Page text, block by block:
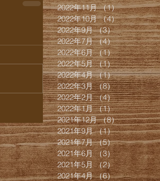
2022年11月 （1）1件の記事
2022年10月 （4）4件の記事
2022年9月 （3）3件の記事
2022年7月 （4）4件の記事
2022年6月 （1）1件の記事
2022年5月 （1）1件の記事
2022年4月 （1）1件の記事
2022年3月 （8）8件の記事
2022年2月 （4）4件の記事
2022年1月 （1）1件の記事
2021年12月 （8）8件の記事
2021年9月 （1）1件の記事
2021年7月 （5）5件の記事
2021年6月 （3）3件の記事
2021年5月 （2）2件の記事
2021年4月 （6）6件の記事